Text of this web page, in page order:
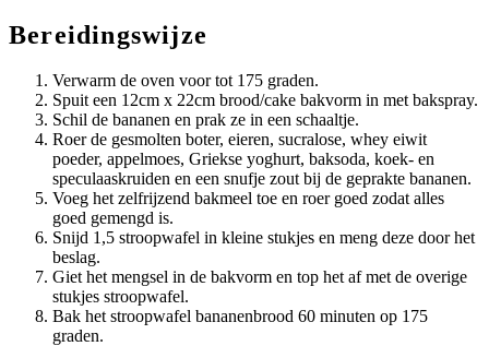
Bereidingswijze
Verwarm de oven voor tot 175 graden.
Spuit een 12cm x 22cm brood/cake bakvorm in met bakspray.
Schil de bananen en prak ze in een schaaltje.
Roer de gesmolten boter, eieren, sucralose, whey eiwit
poeder, appelmoes, Griekse yoghurt, baksoda, koek- en
speculaaskruiden en een snufje zout bij de geprakte bananen.
Voeg het zelfrijzend bakmeel toe en roer goed zodat alles
goed gemengd is.
Snijd 1,5 stroopwafel in kleine stukjes en meng deze door het
beslag.
Giet het mengsel in de bakvorm en top het af met de overige
stukjes stroopwafel.
Bak het stroopwafel bananenbrood 60 minuten op 175
graden.